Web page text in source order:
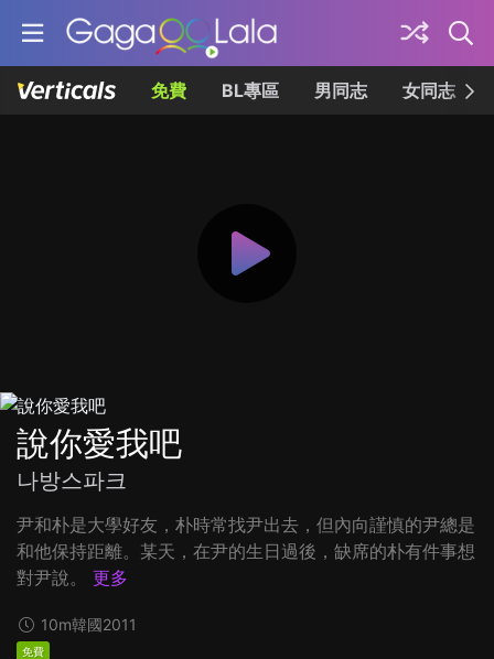
免費 BL專區 男同志 女同志
說你愛我吧
나방스파크
尹和朴是大學好友，朴時常找尹出去，但內向謹慎的尹總是
和他保持距離。某天，在尹的生日過後，缺席的朴有件事想
對尹說。
更多
10m韓國2011
免費